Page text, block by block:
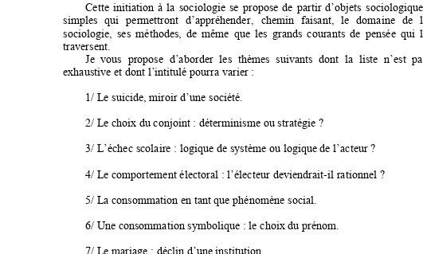
Cette initiation à la sociologie se propose de partir d’objets
simples
qui permettront d’appréhender, chemin faisant, le domaine de
sociologie,
ses méthodes, de même que les grands courants de pensée qui
traversent.
Je vous propose d’aborder les thèmes suivants dont la liste n’est pa
exhaustive et dont l’intitulé pourra varier :
1/ Le suicide, miroir d’une société.
2/ Le choix du conjoint : déterminisme ou stratégie ?
3/ L’échec scolaire : logique de système ou logique de l’acteur ?
4/ Le comportement électoral : l’électeur deviendrait-il rationnel ?
5/ La consommation en tant que phénomène social.
6/ Une consommation symbolique : le choix du prénom.
7/ Le mariage : déclin d’une institution.